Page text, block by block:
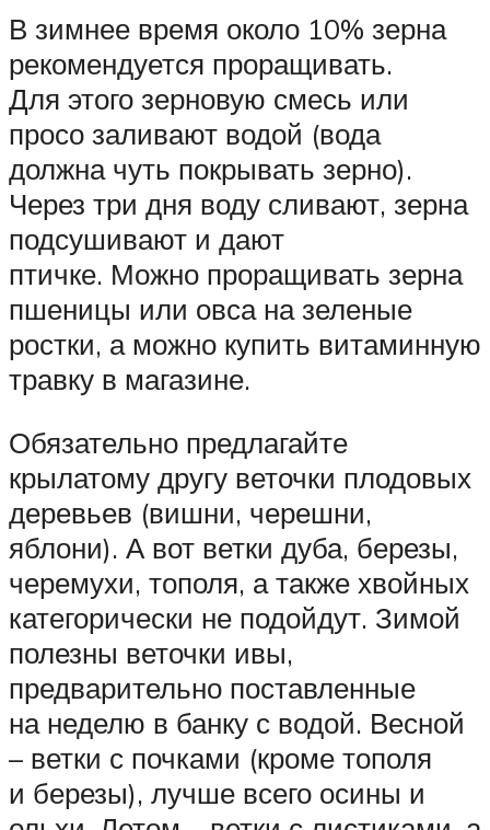
В зимнее время около 10% зерна
рекомендуется проращивать.
Для этого зерновую смесь или
просо заливают водой (вода
должна чуть покрывать зерно).
Через три дня воду сливают, зерна
подсушивают и дают
птичке. Можно проращивать зерна
пшеницы или овса на зеленые
ростки, а можно купить витаминную
травку в магазине.
Обязательно предлагайте
крылатому другу веточки плодовых
деревьев (вишни, черешни,
яблони). А вот ветки дуба, березы,
черемухи, тополя, а также хвойных
категорически не подойдут. Зимой
полезны веточки ивы,
предварительно поставленные
на неделю в банку с водой. Весной
– ветки с почками (кроме тополя
и березы), лучше всего осины и